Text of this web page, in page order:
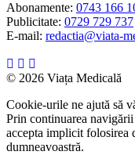
Abonamente: 0743 166
Publicitate: 0729 729 737
E-mail: redactia@viata-
© 2026 Viața Medicală
Cookie-urile ne ajută să
Prin continuarea
accepta implicit folosirea
dumneavoastră.